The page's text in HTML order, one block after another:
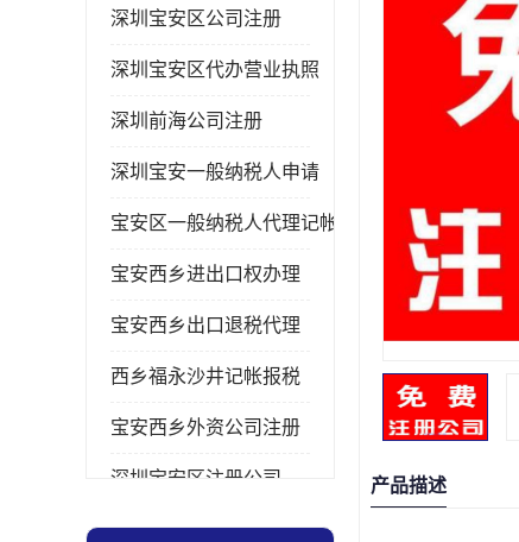
深圳宝安区公司注册
深圳宝安区代办营业执照
深圳前海公司注册
深圳宝安一般纳税人申请
宝安区一般纳税人代理记帐
宝安西乡进出口权办理
宝安西乡出口退税代理
西乡福永沙井记帐报税
宝安西乡外资公司注册
深圳宝安区注册公司
宝安西乡办理营业执照
产品描述